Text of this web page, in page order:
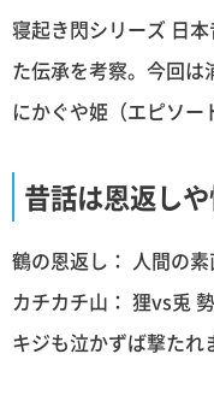
寝起き閃シリーズ 日
た伝承を考察。今回
にかぐや姫（エピソー
昔話は恩返し
鶴の恩返し： 人間の
カチカチ山： 狸vs兎
キジも泣かずば撃たれ